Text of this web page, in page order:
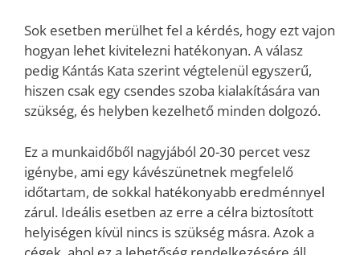
Sok esetben merülhet fel a kérdés, hogy ezt vajon
hogyan lehet kivitelezni hatékonyan. A válasz
pedig Kántás Kata szerint végtelenül egyszerű,
hiszen csak egy csendes szoba kialakítására van
szükség, és helyben kezelhető minden dolgozó.
Ez a munkaidőből nagyjából 20-30 percet vesz
igénybe, ami egy kávészünetnek megfelelő
időtartam, de sokkal hatékonyabb eredménnyel
zárul. Ideális esetben az erre a célra biztosított
helyiségen kívül nincs is szükség másra. Azok a